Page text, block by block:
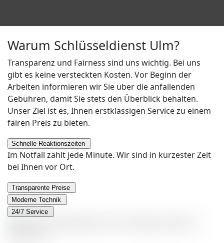
Warum Schlüsseldienst Ulm?
Transparenz und Fairness sind uns wichtig. Bei uns
gibt es keine versteckten Kosten. Vor Beginn der
Arbeiten informieren wir Sie über die anfallenden
Gebühren, damit Sie stets den Überblick behalten.
Unser Ziel ist es, Ihnen erstklassigen Service zu einem
fairen Preis zu bieten.
Schnelle Reaktionszeiten
Im Notfall zählt jede Minute. Wir sind in kürzester Zeit
bei Ihnen vor Ort.
Transparente Preise
Moderne Technik
24/7 Service